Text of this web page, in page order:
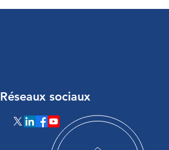
Réseaux sociaux